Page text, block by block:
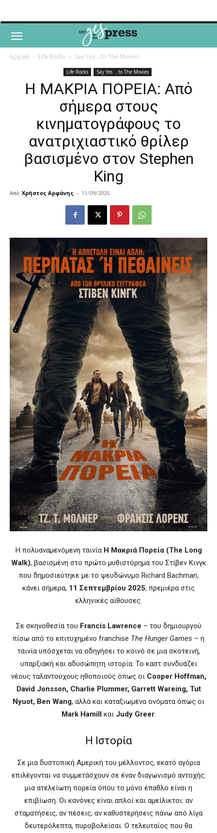
Αρχική Life Rocks Say Yes ...to The Movies
Life Rocks Say Yes ...to The Movies
Η ΜΑΚΡΙΑ ΠΟΡΕΙΑ: Από
σήμερα στους
κινηματογράφους το
ανατριχιαστικό θρίλερ
βασισμένο στον Stephen
King
Από Χρήστος Αρφάνης - 11/09/2025
Η πολυαναμενόμενη ταινία Η Μακριά Πορεία (The Long
Walk), βασισμένη στο πρώτο μυθιστόρημα του Στίβεν Κινγκ
που δημοσιεύτηκε με το ψευδώνυμο Richard Bachman,
κάνει σήμερα, 11 Σεπτεμβρίου 2025, πρεμιέρα στις
ελληνικές αίθουσες.
Σε σκηνοθεσία του Francis Lawrence – του δημιουργού
πίσω από το επιτυχημένο franchise The Hunger Games – η
ταινία υπόσχεται να οδηγήσει το κοινό σε μια σκοτεινή,
υπαρξιακή και αδυσώπητη ιστορία. Το καστ συνδυάζει
νέους ταλαντούχους ηθοποιούς όπως οι Cooper Hoffman,
David Jonsson, Charlie Plummer, Garrett Wareing, Tut
Nyuot, Ben Wang, αλλά και καταξιωμένα ονόματα όπως οι
Mark Hamillκαι Judy Greer.
Η Ιστορία
Σε μια δυστοπική Αμερική του μέλλοντος, εκατό αγόρια
επιλέγονται να συμμετάσχουν σε έναν διαγωνισμό αντοχής:
μια ατελείωτη πορεία όπου το μόνο έπαθλο είναι η
επιβίωση. Οι κανόνες είναι απλοί και αμείλικτοι: αν
σταματήσεις, αν πέσεις, αν καθυστερήσεις πάνω από λίγα
δευτερόλεπτα, πυροβολείσαι. Ο τελευταίος που θα